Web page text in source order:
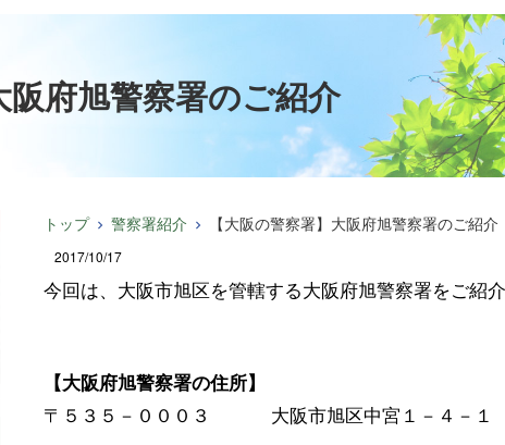
阪府旭警察署のご紹介
トップ 警察署紹介 【大阪の警察署】大阪府旭警察署のご紹介
2017/10/17
今回は、大阪市旭区を管轄する大阪府旭警察署をご紹介
【大阪府旭警察署の住所】
〒５３５－０００３ 大阪市旭区中宮１－４－１